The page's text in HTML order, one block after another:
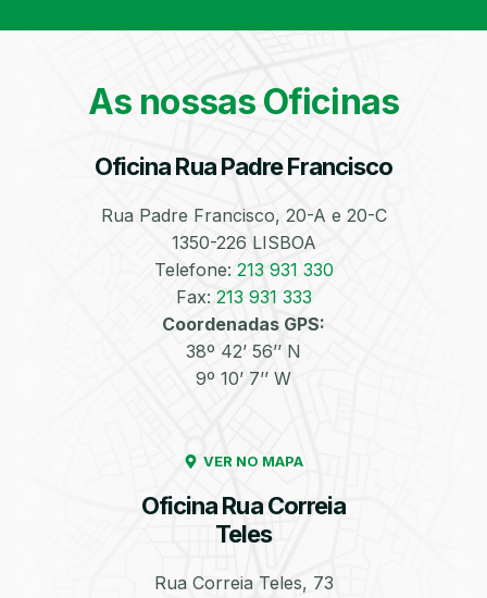
As nossas Oficinas
Oficina Rua Padre Francisco
Rua Padre Francisco, 20-A e 20-C
1350-226 LISBOA
Telefone: 213 931 330
Fax: 213 931 333
Coordenadas GPS:
38º 42’ 56’’ N
9º 10’ 7’’ W
VER NO MAPA
Oficina Rua Correia
Teles
Rua Correia Teles, 73
Bate-Chapas
Higienização e
Automóvel